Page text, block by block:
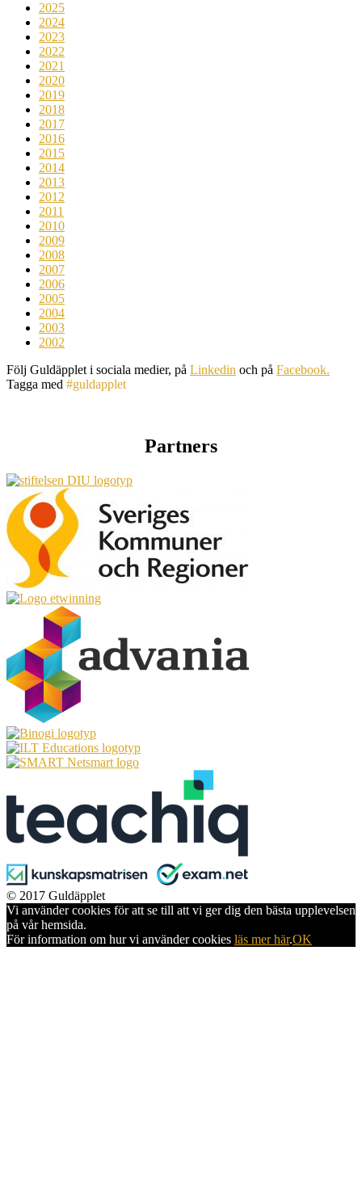
2025
2024
2023
2022
2021
2020
2019
2018
2017
2016
2015
2014
2013
2012
2011
2010
2009
2008
2007
2006
2005
2004
2003
2002
Följ Guldäpplet i sociala medier, på Linkedin och på Facebook.
Tagga med #guldapplet
Partners
© 2017 Guldäpplet
Vi använder cookies för att se till att vi ger dig den bästa upplevelsen
på vår hemsida.
För information om hur vi använder cookies läs mer här.OK